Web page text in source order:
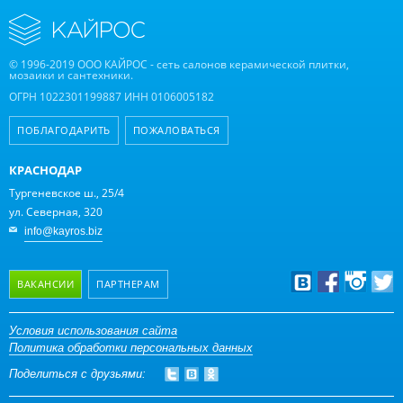
© 1996-2019 ООО КАЙРОС - сеть салонов керамической плитки,
мозаики и сантехники.
ОГРН 1022301199887 ИНН 0106005182
ПОБЛАГОДАРИТЬ ПОЖАЛОВАТЬСЯ
КРАСНОДАР
Тургеневское ш., 25/4
ул. Северная, 320
info@kayros.biz
ВАКАНСИИ ПАРТНЕРАМ
Дизайнерам
Оптовым клиентам
Дилерам
Условия использования сайта
Политика обработки персональных данных
Поделиться с друзьями: